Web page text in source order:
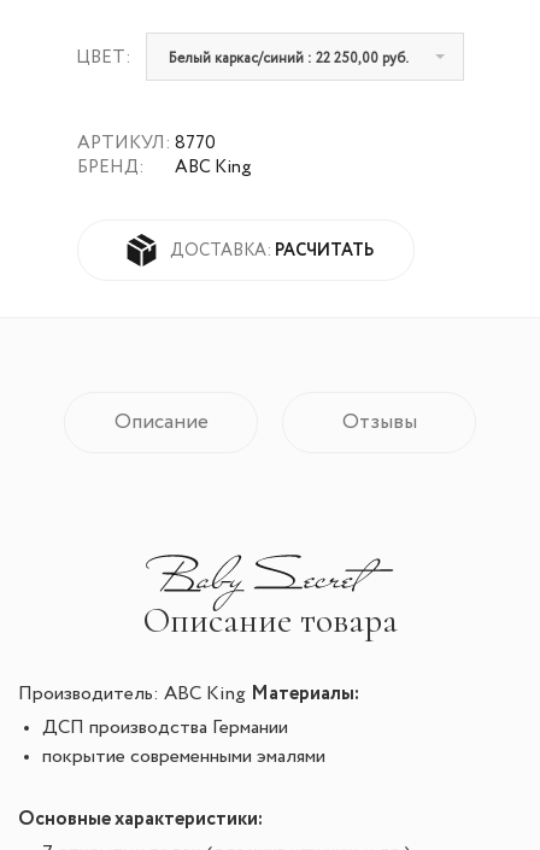
АРТИКУЛ:
БРЕНД:
8770
ABC King
ДОСТАВКА: РАСЧИТАТЬ
ЦВЕТ: Белый каркас/синий : 22 250,00 руб.
Описание Отзывы
Описание товара
Производитель: ABC King Материалы:
ДСП производства Германии
покрытие современными эмалями
Основные характеристики: